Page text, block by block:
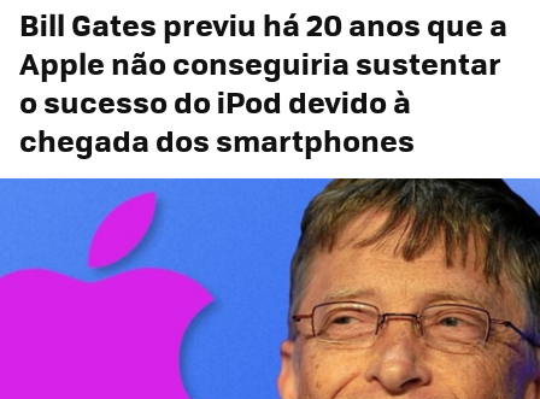
Bill Gates previu há 20 anos que a
Apple não conseguiria sustentar
o sucesso do iPod devido à
chegada dos smartphones